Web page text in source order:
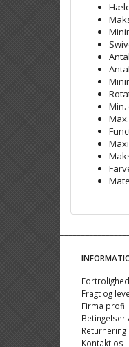
Min.
Fortrolighed
Fragt og
Firma profil
Betingelser
Returnering
Kontakt os